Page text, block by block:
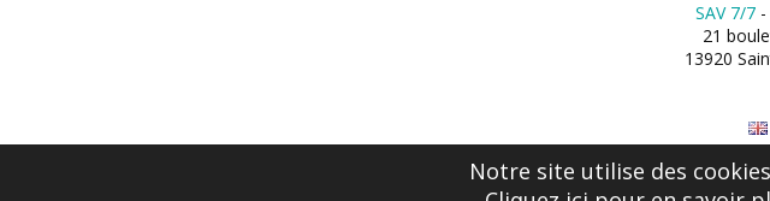
SAV 7/7-
21
13920
Notre site utilise des